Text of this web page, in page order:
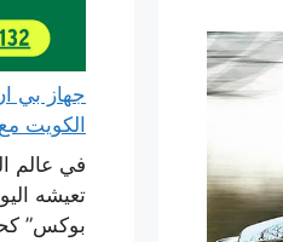
الكويت
في عالم
تعيشه
بوكس”